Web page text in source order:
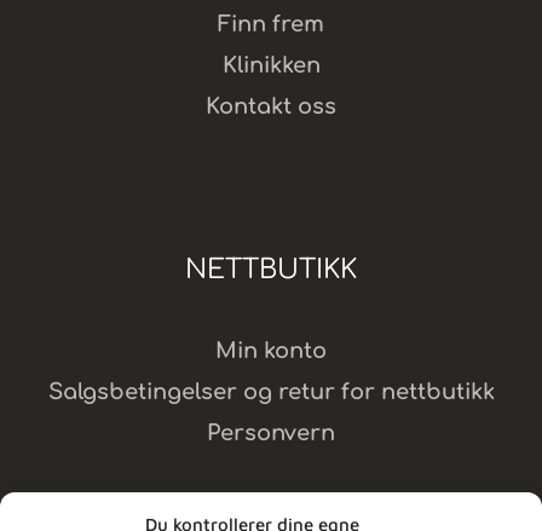
Du kontrollerer dine egne
Finn frem
Klinikken
Kontakt oss
NETTBUTIKK
Min konto
Salgsbetingelser og retur for nettbutikk
Personvern